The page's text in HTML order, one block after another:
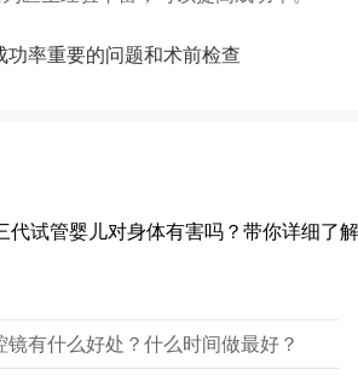
功率重要的问题和术前检查
镜有什么好处？什么时间做最好？